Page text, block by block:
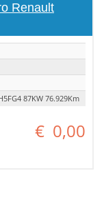
Renault
87KW 76.929Km
€ 0,00